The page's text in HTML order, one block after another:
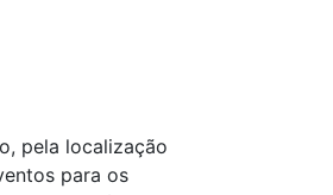
pela localização
para os